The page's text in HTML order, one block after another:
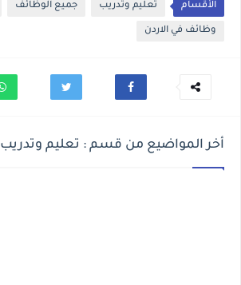
الأقسام تعليم وتدريب جميع الوظائف
وظائف في الاردن
أخر المواضيع من قسم : تعليم وتدريب